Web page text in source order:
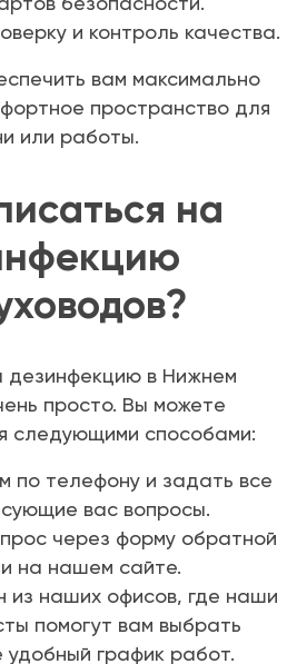
и контроль качества.
вам максимально
пространство для
или работы.
на
дезинфекцию в Нижнем
просто. Вы можете
следующими способами:
по телефону и задать все
вас вопросы.
через форму обратной
на нашем сайте.
из наших офисов, где наши
помогут вам выбрать
удобный график работ.